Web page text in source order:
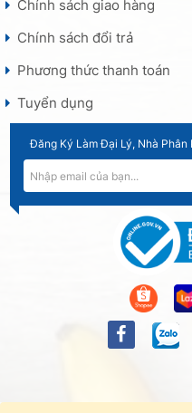
Chính sách giao hàng
Chính sách đổi trả
Phương thức thanh toán
Tuyển dụng
Đăng Ký Làm Đại Lý, Nhà Phân